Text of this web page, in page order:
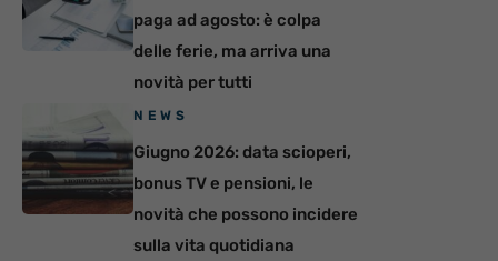
paga ad agosto: è colpa
delle ferie, ma arriva una
novità per tutti
NEWS
Giugno 2026: data scioperi,
bonus TV e pensioni, le
novità che possono incidere
sulla vita quotidiana